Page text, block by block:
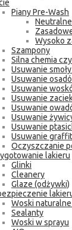
Piany Pre-Wash
Wysoko
Szampony
Silna chemia
Usuwanie
Usuwanie
Usuwanie
Usuwanie
Usuwanie
Usuwanie
Usuwanie
Usuwanie
Oczyszczanie
lakieru
Glinki
Cleanery
Glaze (odżywki)
Woski
Sealanty
Woski w sprayu